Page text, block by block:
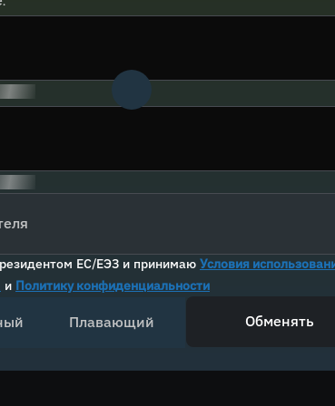
ЕС/ЕЭЗ и принимаю Условия
и Политику конфиденциальности
Плавающий Обменять